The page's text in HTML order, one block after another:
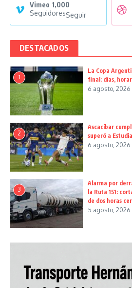
Vimeo 1,000
SeguidoresSeguir
DESTACADOS
1
La Copa
final: días,
6 agosto, 2026
2
Ascacíbar
superó a
6 agosto, 2026
3
Alarma por
la Ruta 151:
de dos horas
5 agosto, 2026